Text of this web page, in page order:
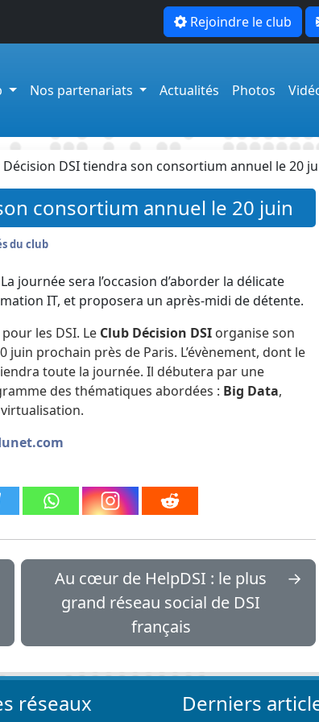
Rejoindre le club
Nos partenariats Actualités Photos
Décision DSI tiendra son consortium annuel le 20
consortium annuel le 20 juin
du club
journée sera l’occasion d’aborder la délicate
IT, et proposera un après-midi de détente.
les DSI. Le Club Décision DSI organise son
juin prochain près de Paris. L’évènement, dont le
toute la journée. Il débutera par une
des thématiques abordées : Big Data,
Au cœur de HelpDSI : le plus
grand réseau social de DSI
français
→
réseaux
Derniers